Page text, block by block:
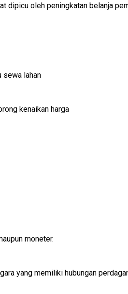
oleh peningkatan belanja
sewa lahan
kenaikan harga
moneter.
yang memiliki hubungan